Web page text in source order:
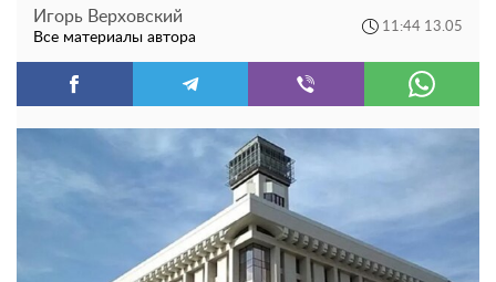
Игорь Верховский
Все материалы автора
11:44 13.05